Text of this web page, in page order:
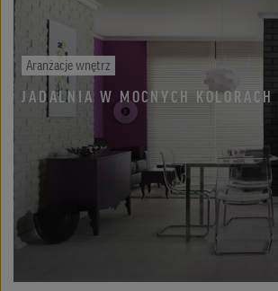
Aranżacje wnętrz
JADALNIA W MOCNYCH KOLORACH